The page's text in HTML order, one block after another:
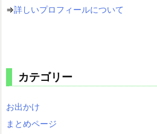
⇒詳しいプロフィールについて
カテゴリー
お出かけ
まとめページ